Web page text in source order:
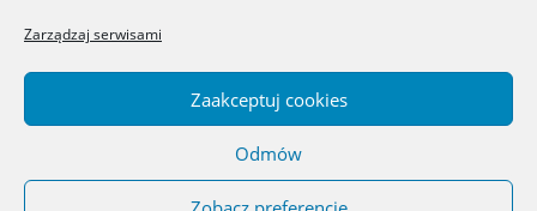
Zarządzaj serwisami
Zaakceptuj cookies
Odmów
Blog o książkach dla dzieci i młodzieży –
recenzje i rekomendacje. All rights reserved.